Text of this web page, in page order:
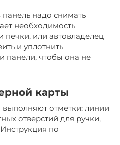
панель надо снимать
необходимость
печки, или автовладелец
и уплотнить
панели, чтобы она не
карты
выполняют отметки: линии
отверстий для ручки,
по